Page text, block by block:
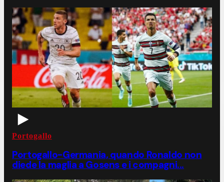
Portogallo
Portogallo-Germania, quando Ronaldo non
diede la maglia a Gosens e i compagni...